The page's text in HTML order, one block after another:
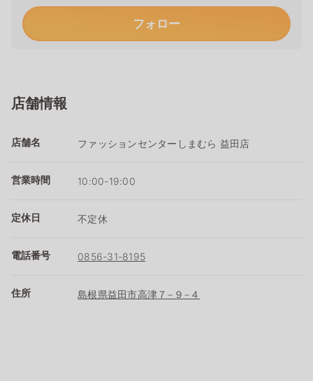
フォロー
店舗情報
店舗名 ファッションセンターしまむら 益田店
営業時間 10:00-19:00
定休日 不定休
電話番号 0856-31-8195
住所 島根県益田市高津７−９−４